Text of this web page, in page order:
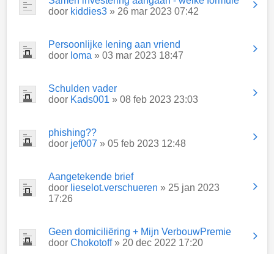
door kiddies3 » 26 mar 2023 07:42
Persoonlijke lening aan vriend
door loma » 03 mar 2023 18:47
Schulden vader
door Kads001 » 08 feb 2023 23:03
phishing??
door jef007 » 05 feb 2023 12:48
Aangetekende brief
door lieselot.verschueren » 25 jan 2023
17:26
Geen domiciliëring + Mijn VerbouwPremie
door Chokotoff» 20 dec 2022 17:20